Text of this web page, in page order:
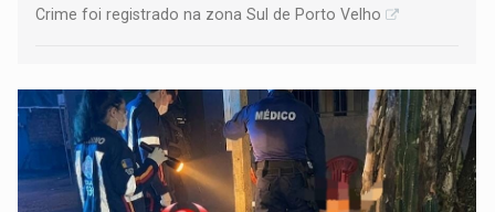
Crime foi registrado na zona Sul de Porto Velho